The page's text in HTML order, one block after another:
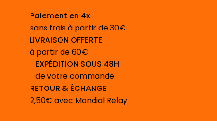
Paiement en 4x
sans frais à partir de 30€
LIVRAISON OFFERTE
à partir de 60€
EXPÉDITION SOUS 48H
de votre commande
RETOUR & ÉCHANGE
2,50€ avec Mondial Relay